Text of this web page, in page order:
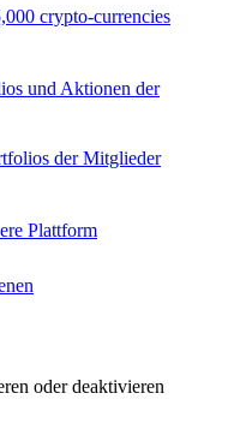
crypto-currencies
und Aktionen der
der Mitglieder
Plattform
oder deaktivieren